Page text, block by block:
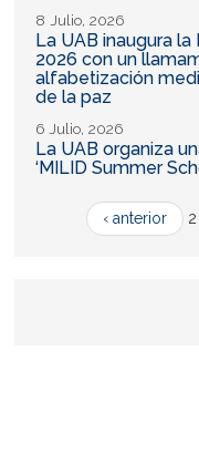
8 Julio, 2026
La UAB inaugura
2026 con un
alfabetización
de la paz
6 Julio, 2026
La UAB organiza
‘MILID Summer
‹ anterior